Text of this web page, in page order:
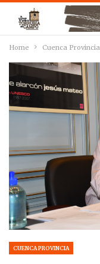
Home Cuenca Provincia
CUENCA PROVINCIA